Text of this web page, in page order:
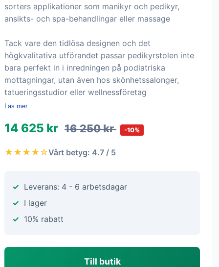
sorters applikationer som manikyr och pedikyr,
ansikts- och spa-behandlingar eller massage
Tack vare den tidlösa designen och det
högkvalitativa utförandet passar pedikyrstolen inte
bara perfekt in i inredningen på podiatriska
mottagningar, utan även hos skönhetssalonger,
tatueringsstudior eller wellnessföretag
Läs mer
14 625 kr 16 250 kr -10%
★★★★☆Vårt betyg: 4.7 / 5
Leverans: 4 - 6 arbetsdagar
I lager
10% rabatt
Till butik